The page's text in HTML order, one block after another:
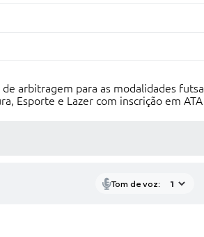
arbitragem para as modalidades
e Lazer com inscrição em ATA
Tom de voz: